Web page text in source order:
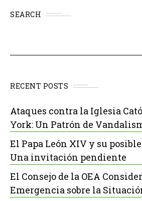
SEARCH
RECENT POSTS
Ataques contra la Iglesia
York: Un Patrón de
El Papa León XIV y su
Una invitación pendiente
El Consejo de la OEA
Emergencia sobre la